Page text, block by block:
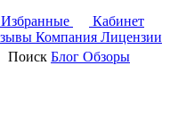
Избранные
Кабинет
Компания Лицензии
Поиск Блог Обзоры